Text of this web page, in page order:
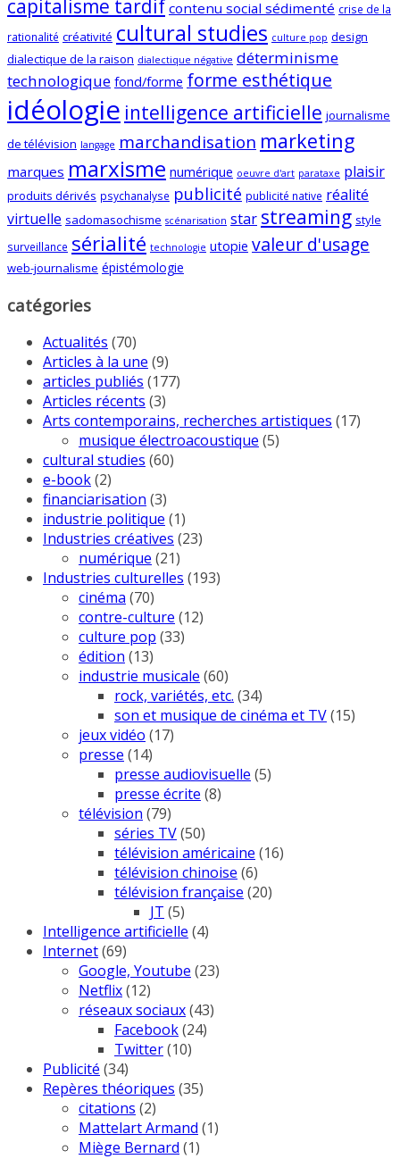
capitalisme tardif contenu social sédimenté crise de la
rationalité créativité cultural studies culture pop design
dialectique de la raison dialectique négative déterminisme
technologique fond/forme forme esthétique
idéologie intelligence artificielle journalisme
de télévision langage marchandisation marketing
marques marxisme numérique oeuvre d'art parataxe plaisir
produits dérivés psychanalyse publicité publicité native réalité
virtuelle sadomasochisme scénarisation star streaming style
surveillance sérialité technologie utopie valeur d'usage
web-journalisme épistémologie
catégories
Actualités (70)
Articles à la une (9)
articles publiés (177)
Articles récents (3)
Arts contemporains, recherches artistiques (17)
musique électroacoustique (5)
cultural studies (60)
e-book(2)
financiarisation (3)
industrie politique (1)
Industries créatives (23)
numérique (21)
Industries culturelles (193)
cinéma (70)
contre-culture (12)
culture pop (33)
édition (13)
industrie musicale (60)
rock, variétés, etc. (34)
son et musique de cinéma et TV(15)
jeux vidéo (17)
presse (14)
presse audiovisuelle (5)
presse écrite (8)
télévision (79)
séries TV(50)
télévision américaine (16)
télévision chinoise (6)
télévision française (20)
JT (5)
Intelligence artificielle (4)
Internet(69)
Google, Youtube (23)
Netflix(12)
réseaux sociaux(43)
Facebook(24)
Twitter(10)
Publicité (34)
Repères théoriques (35)
citations (2)
Mattelart Armand (1)
Miège Bernard (1)